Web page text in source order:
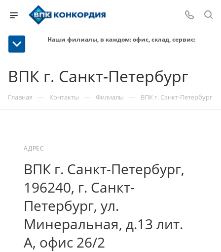
Наши филиалы, в каждом: офис, склад, сервис:
ВПК г. Санкт-Петербург
Главная — Контакты — Филиалы — ВПК г. Санкт-Петербург
АДРЕС
ВПК г. Санкт-Петербург,
196240, г. Санкт-
Петербург, ул.
Минеральная, д.13 лит.
А, офис 26/2